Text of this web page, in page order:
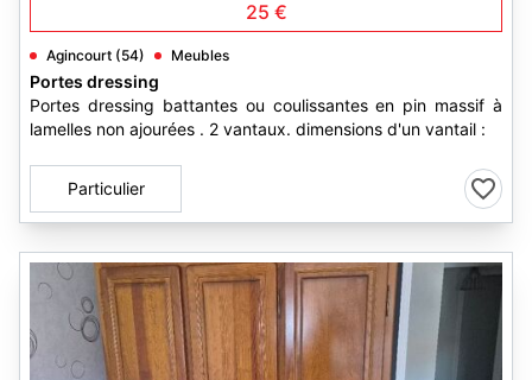
25 €
Agincourt (54) Meubles
Portes dressing
Portes dressing battantes ou coulissantes en pin massif à
lamelles non ajourées . 2 vantaux. dimensions d'un vantail :
Particulier